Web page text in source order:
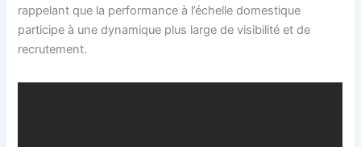
rappelant que la performance à l’échelle domestique
participe à une dynamique plus large de visibilité et de
recrutement.